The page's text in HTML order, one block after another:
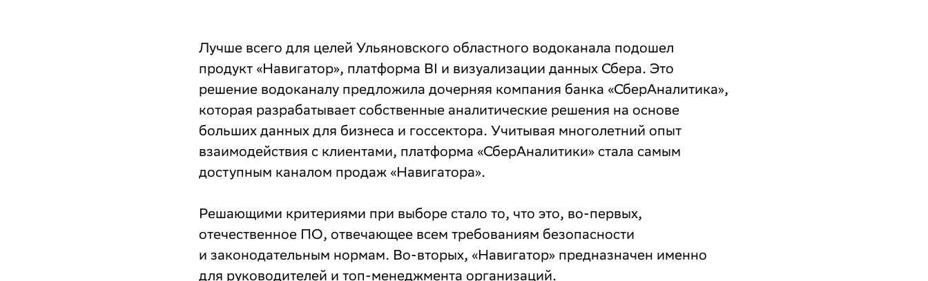
Лучше всего для целей Ульяновского областного водоканала подошел
продукт «Навигатор», платформа BI и визуализации данных Сбера. Это
решение водоканалу предложила дочерняя компания банка «СберАналитика»,
которая разрабатывает собственные аналитические решения на основе
больших данных для бизнеса и госсектора. Учитывая многолетний опыт
взаимодействия с клиентами, платформа «СберАналитики» стала самым
доступным каналом продаж «Навигатора».
Решающими критериями при выборе стало то, что это, во-первых,
отечественное ПО, отвечающее всем требованиям безопасности
и законодательным нормам. Во-вторых, «Навигатор» предназначен именно
для руководителей и топ-менеджмента организаций.